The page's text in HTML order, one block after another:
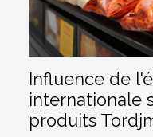
Influence de
internationale
produits